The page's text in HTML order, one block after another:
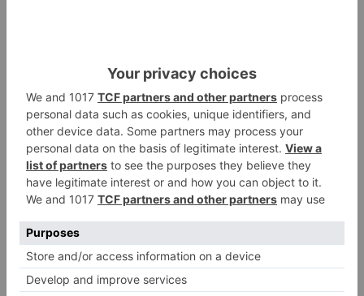
infantil del Barrio del Pilar de
Burgos
3
Seis proyectos de Burgos
recibirán 7,5 millones de euros
para impulsar plantas solares
4
Herido un hombre de 35 años
ser atropellado en Burgos